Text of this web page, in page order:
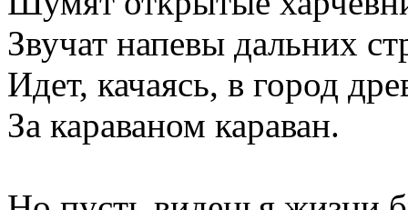
Звучат напевы дальних
Идет, качаясь, в город
За караваном караван.